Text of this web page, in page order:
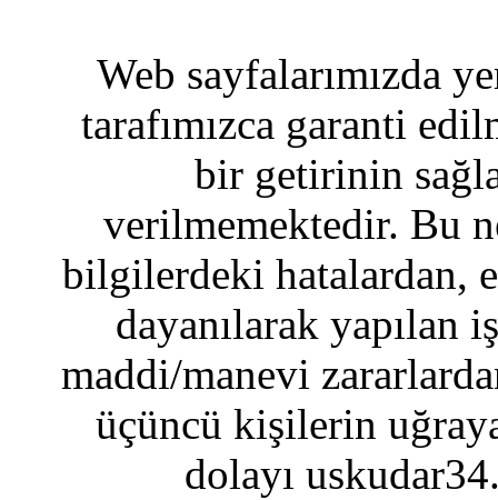
Web sayfalarımızda
tarafımızca garanti
bir getirinin
verilmemektedir. Bu
bilgilerdeki hatalardan,
dayanılarak yapılan
maddi/manevi
üçüncü kişilerin
dolayı